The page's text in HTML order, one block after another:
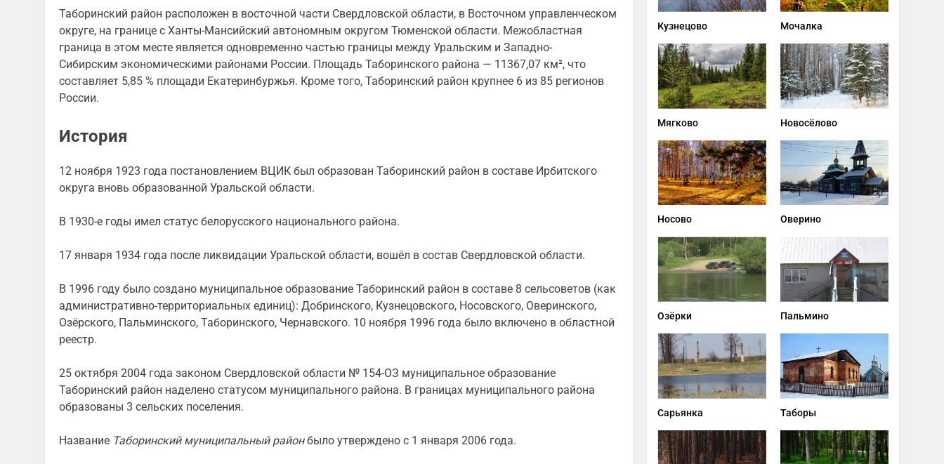
Таборинский район расположен в восточной части Свердловской области, в Восточном управленческом
округе, на границе с Ханты-Мансийский автономным округом Тюменской области. Межобластная
граница в этом месте является одновременно частью границы между Уральским и Западно-
Сибирским экономическими районами России. Площадь Таборинского района — 11367,07 км², что
составляет 5,85 % площади Екатеринбуржья. Кроме того, Таборинский район крупнее 6 из 85 регионов
России.
История
12 ноября 1923 года постановлением ВЦИК был образован Таборинский район в составе Ирбитского
округа вновь образованной Уральской области.
В 1930-е годы имел статус белорусского национального района.
17 января 1934 года после ликвидации Уральской области, вошёл в состав Свердловской области.
В 1996 году было создано муниципальное образование Таборинский район в составе 8 сельсоветов (как
административно-территориальных единиц): Добринского, Кузнецовского, Носовского, Оверинского,
Озёрского, Пальминского, Таборинского, Чернавского. 10 ноября 1996 года было включено в областной
реестр.
25 октября 2004 года законом Свердловской области № 154-ОЗ муниципальное образование
Таборинский район наделено статусом муниципального района. В границах муниципального района
образованы 3 сельских поселения.
Название Таборинский муниципальный районбыло утверждено с 1 января 2006 года.
Кузнецово Мочалка
Мягково Новосёлово
Носово Оверино
Озёрки Пальмино
Сарьянка Таборы